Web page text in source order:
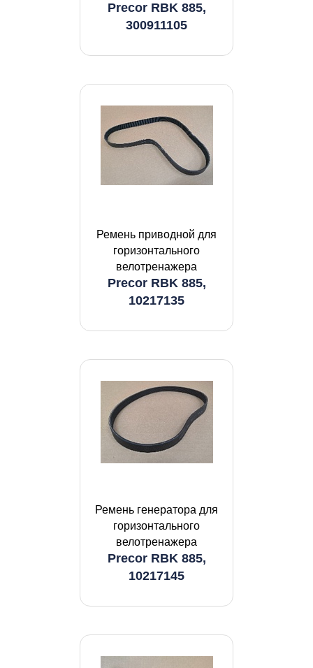
Precor RBK 885,
300911105
Ремень приводной для
горизонтального
велотренажера
Precor RBK 885,
10217135
Ремень генератора для
горизонтального
велотренажера
Precor RBK 885,
10217145